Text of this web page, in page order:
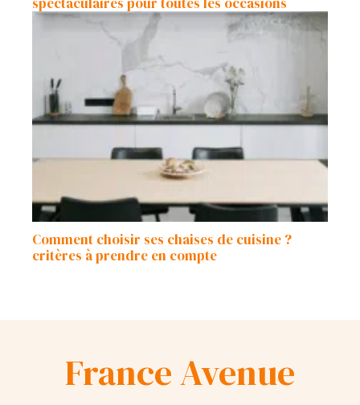
Comment choisir ses chaises de cuisine ?
critères à prendre en compte
France Avenue